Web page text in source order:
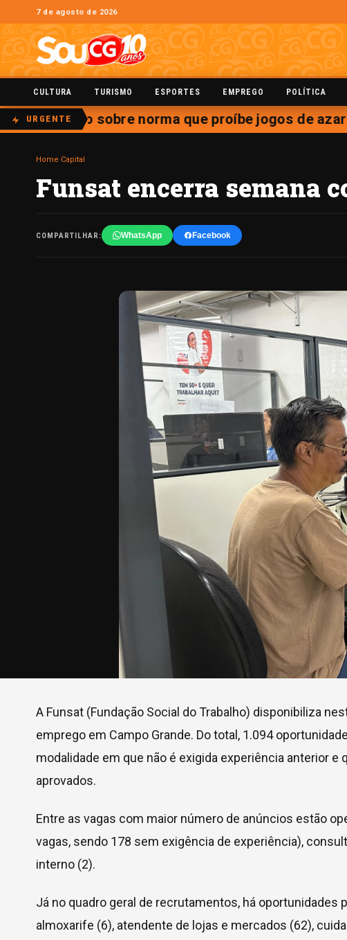
7 de agosto de 2026
CULTURA TURISMO ESPORTES EMPREGO POLÍTICA
URGENTE
julgamento sobre norma que proíbe jogos de azar
Home Capital
Funsat encerra semana
COMPARTILHAR: WhatsApp Facebook
A Funsat (Fundação Social do Trabalho) disponibiliza
emprego em Campo Grande. Do total, 1.094
modalidade em que não é exigida experiência anterior
aprovados.
Entre as vagas com maior número de anúncios estão
vagas, sendo 178 sem exigência de experiência),
interno (2).
Já no quadro geral de recrutamentos, há oportunidades
almoxarife (6), atendente de lojas e mercados (62),